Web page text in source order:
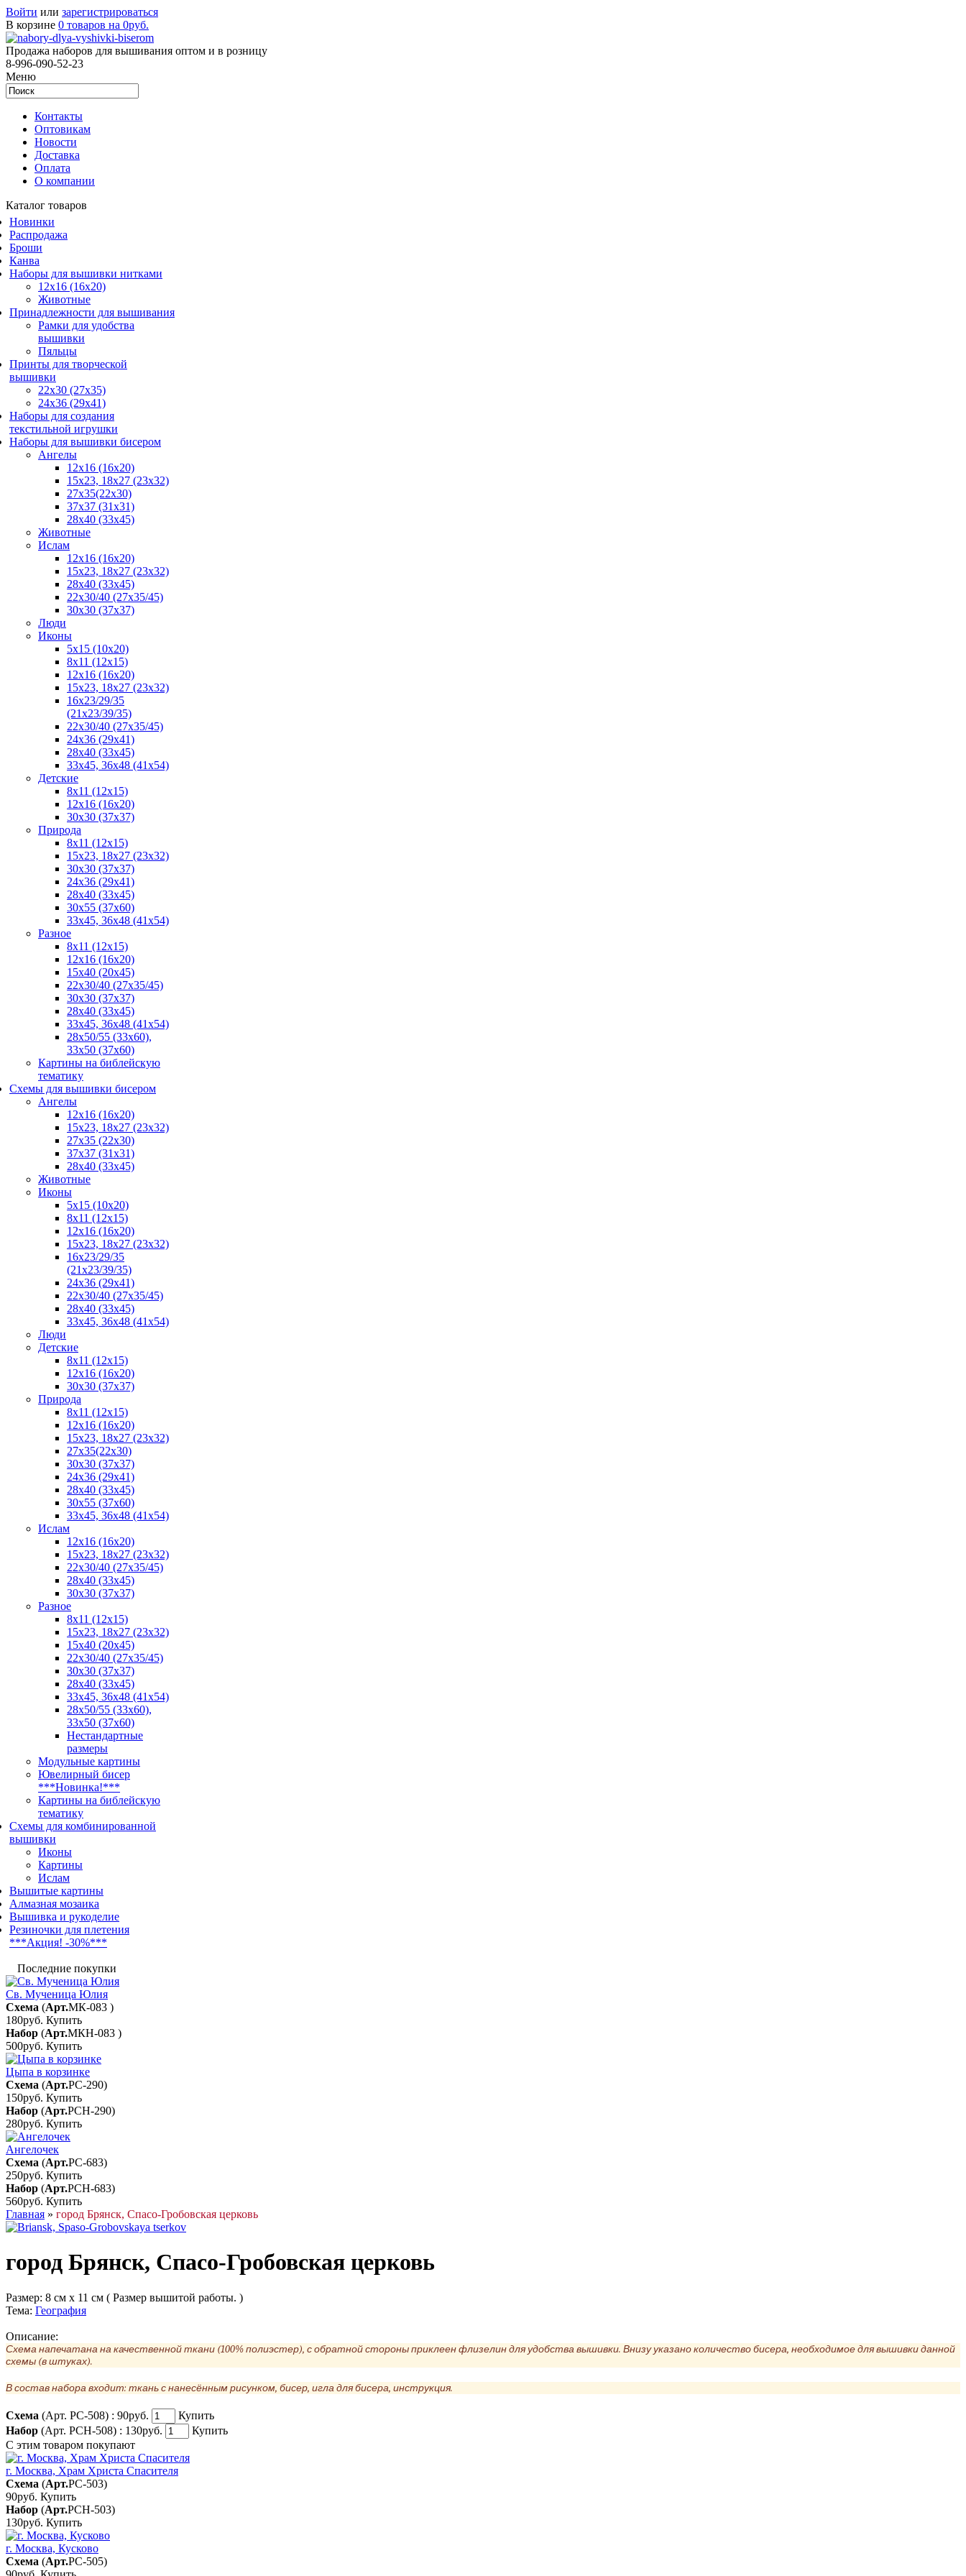
Войти или зарегистрироваться
В корзине 0 товаров на 0руб.
Продажа наборов для вышивания оптом и в розницу
8-996-090-52-23
Меню
Контакты
Оптовикам
Новости
Доставка
Оплата
О компании
Каталог товаров
Новинки
Распродажа
Броши
Канва
Наборы для вышивки нитками
12x16 (16x20)
Животные
Принадлежности для вышивания
Рамки для удобства
вышивки
Пяльцы
Принты для творческой
вышивки
22х30 (27х35)
24х36 (29х41)
Наборы для создания
текстильной игрушки
Наборы для вышивки бисером
Ангелы
12х16 (16х20)
15x23, 18х27 (23х32)
27x35(22x30)
37x37 (31x31)
28х40 (33х45)
Животные
Ислам
12x16 (16х20)
15x23, 18х27 (23х32)
28x40 (33x45)
22х30/40 (27х35/45)
30x30 (37x37)
Люди
Иконы
5x15 (10х20)
8x11 (12х15)
12x16 (16х20)
15x23, 18х27 (23х32)
16х23/29/35
(21х23/39/35)
22x30/40 (27x35/45)
24х36 (29х41)
28х40 (33х45)
33х45, 36х48 (41х54)
Детские
8x11 (12x15)
12x16 (16x20)
30x30 (37x37)
Природа
8x11 (12x15)
15x23, 18х27 (23х32)
30х30 (37х37)
24х36 (29х41)
28x40 (33x45)
30x55 (37x60)
33х45, 36х48 (41х54)
Разное
8х11 (12х15)
12x16 (16х20)
15x40 (20x45)
22х30/40 (27х35/45)
30х30 (37х37)
28х40 (33х45)
33х45, 36х48 (41х54)
28х50/55 (33х60),
33x50 (37x60)
Картины на библейскую
тематику
Схемы для вышивки бисером
Ангелы
12х16 (16х20)
15x23, 18х27 (23х32)
27х35 (22х30)
37x37 (31x31)
28х40 (33х45)
Животные
Иконы
5x15 (10х20)
8x11 (12х15)
12x16 (16х20)
15x23, 18х27 (23х32)
16х23/29/35
(21х23/39/35)
24x36 (29х41)
22x30/40 (27x35/45)
28х40 (33х45)
33х45, 36х48 (41х54)
Люди
Детские
8x11 (12x15)
12x16 (16x20)
30х30 (37х37)
Природа
8x11 (12x15)
12x16 (16х20)
15x23, 18х27 (23х32)
27х35(22x30)
30х30 (37х37)
24х36 (29х41)
28x40 (33x45)
30x55 (37x60)
33х45, 36x48 (41x54)
Ислам
12х16 (16х20)
15x23, 18х27 (23х32)
22х30/40 (27х35/45)
28х40 (33х45)
30x30 (37x37)
Разное
8x11 (12x15)
15x23, 18х27 (23х32)
15x40 (20x45)
22х30/40 (27х35/45)
30x30 (37x37)
28x40 (33x45)
33х45, 36х48 (41х54)
28х50/55 (33х60),
33x50 (37x60)
Нестандартные
размеры
Модульные картины
Ювелирный бисер
***Новинка!***
Картины на библейскую
тематику
Схемы для комбинированной
вышивки
Иконы
Картины
Ислам
Вышитые картины
Алмазная мозаика
Вышивка и рукоделие
Резиночки для плетения
***Акция! -30%***
Последние покупки
Св. Мученица Юлия
Схема (Арт.МК-083 )
180руб. Купить
Набор (Арт.МКН-083 )
500руб. Купить
Цыпа в корзинке
Схема (Арт.РС-290)
150руб. Купить
Набор (Арт.РСН-290)
280руб. Купить
Ангелочек
Схема (Арт.РС-683)
250руб. Купить
Набор (Арт.РСН-683)
560руб. Купить
Главная » город Брянск, Спасо-Гробовская церковь
город Брянск, Спасо-Гробовская церковь
Размер: 8 см x 11 см ( Размер вышитой работы. )
Тема: География
Описание:
Схема напечатана на качественной ткани (100% полиэстер), с обратной стороны приклеен флизелин для удобства вышивки. Внизу указано количество бисера, необходимое для вышивки данной
схемы (в штуках).
В состав набора входит: ткань с нанесённым рисунком, бисер, игла для бисера, инструкция.
Схема (Арт. РС-508) : 90руб.
Купить
Набор (Арт. РСН-508) : 130руб.
Купить
С этим товаром покупают
г. Москва, Храм Христа Спасителя
Схема (Арт.РС-503)
90руб. Купить
Набор (Арт.РСН-503)
130руб. Купить
г. Москва, Кусково
Схема (Арт.РС-505)